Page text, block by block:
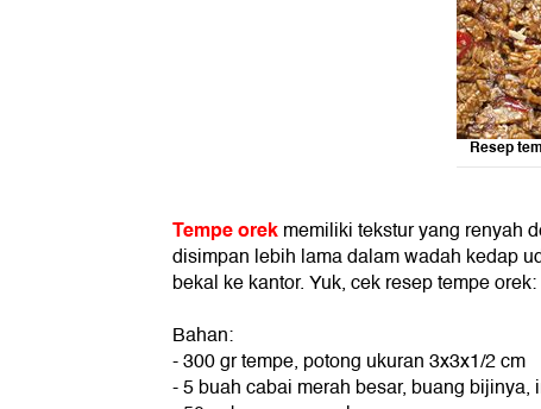
Resep
Tempe orekmemiliki tekstur yang renyah
disimpan lebih lama dalam wadah kedap
bekal ke kantor. Yuk, cek resep tempe orek:
Bahan:
- 300 gr tempe, potong ukuran 3x3x1/2 cm
- 5 buah cabai merah besar, buang bijinya,